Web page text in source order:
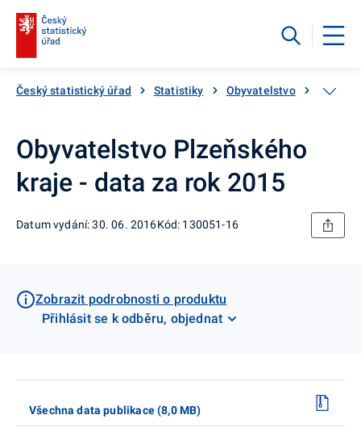
Český statistický úřad Statistiky Obyvatelstvo
Obyvatelstvo Plzeňského
kraje - data za rok 2015
Datum vydání: 30. 06. 2016Kód: 130051-16
Zobrazit podrobnosti o produktu
Přihlásit se k odběru, objednat
Všechna data publikace (8,0 MB)